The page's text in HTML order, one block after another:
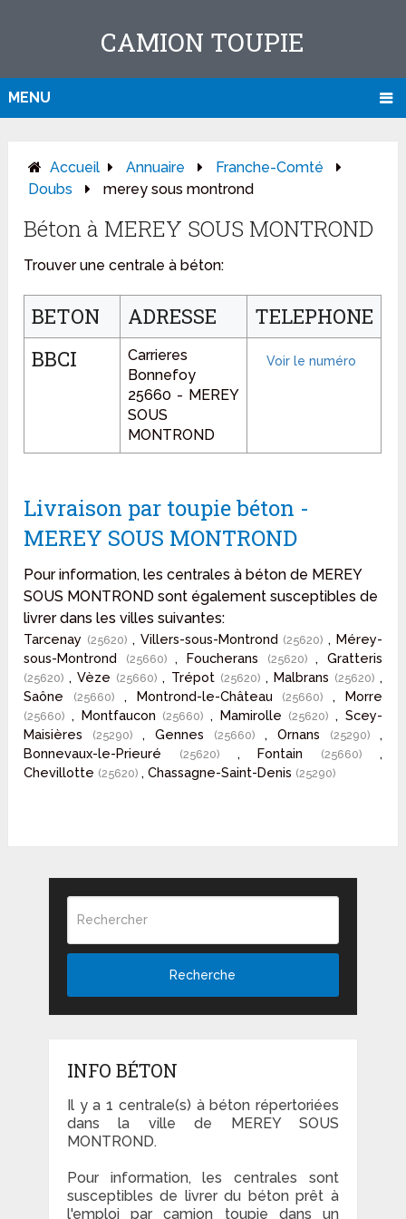
CAMION TOUPIE
MENU
Accueil Annuaire
Franche-Comté
Doubs
merey sous montrond
Béton à MEREY SOUS MONTROND
Trouver une centrale à béton:
BETON ADRESSE
TELEPHONE
BBCI
Carrieres
Bonnefoy
25660 - MEREY
SOUS
MONTROND
Livraison par toupie béton -
MEREY SOUS MONTROND
Pour information, les centrales à béton de MEREY
SOUS MONTROND sont également susceptibles de
livrer dans les villes suivantes:
Tarcenay (25620) , Villers-sous-Montrond (25620), Mérey-
sous-Montrond
(25660), Foucherans (25620), Gratteris
(25620), Vèze (25660), Trépot (25620) , Malbrans (25620) ,
Saône
(25660) , Montrond-le-Château (25660), Morre
(25660) , Montfaucon (25660) , Mamirolle (25620), Scey-
Maisières
(25290), Gennes (25660) , Ornans (25290) ,
Bonnevaux-le-Prieuré
(25620) , Fontain (25660) ,
Chevillotte (25620), Chassagne-Saint-Denis (25290)
Recherche
INFO BÉTON
Il y a 1 centrale(s) à béton répertoriées
dans la ville de MEREY SOUS
MONTROND.
Pour information, les centrales sont
susceptibles de livrer du béton prêt à
l'emploi par camion toupie dans un